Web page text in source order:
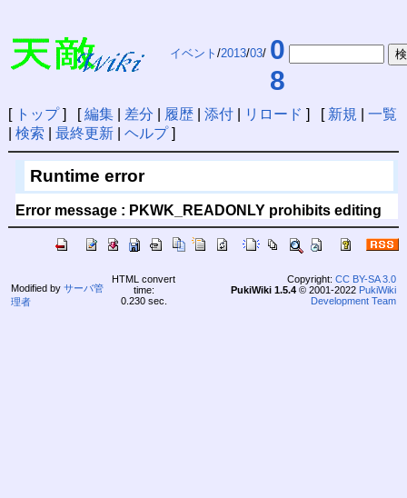
イベント /2013/03/ 0
8
[ トップ] [編集| 差分 履歴| 添付| リロード ] [ 新規
一覧
検索 最終更新| ヘルプ]
Runtime error
Error message : PKWK_READONLY prohibits editing
Modified by サーバ管
理者
HTML convert
time:
0.230 sec.
Copyright: CC BY-SA 3.0
PukiWiki 1.5.4© 2001-2022 PukiWiki
Development Team